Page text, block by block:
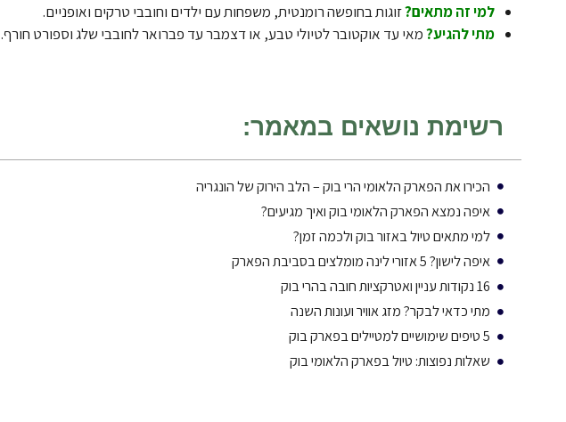
למי זה מתאים?זוגות בחופשה רומנטית, משפחות עם ילדים וחובבי טרקים ואופניים.
מתי להגיע?מאי עד אוקטובר לטיולי טבע, או דצמבר עד פברואר לחובבי שלג וספורט חורף.
רשימת נושאים במאמר:
הכירו את הפארק הלאומי הרי בוק – הלב הירוק של הונגריה
איפה נמצא הפארק הלאומי בוק ואיך מגיעים?
למי מתאים טיול באזור בוק ולכמה זמן?
איפה לישון? 5 אזורי לינה מומלצים בסביבת הפארק
16 נקודות עניין ואטרקציות חובה בהרי בוק
מתי כדאי לבקר? מזג אוויר ועונות השנה
5 טיפים שימושיים למטיילים בפארק בוק
שאלות נפוצות: טיול בפארק הלאומי בוק